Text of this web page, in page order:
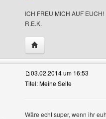
ICH FREU MICH AUF EUCH!
R.E.K.
Website dieses
03.02.2014 um 16:53
Titel: Meine Seite
Wäre echt super, wenn ihr